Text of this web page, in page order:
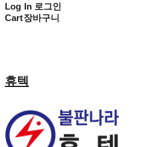
Log In 로그인
Cart장바구니
휴텍